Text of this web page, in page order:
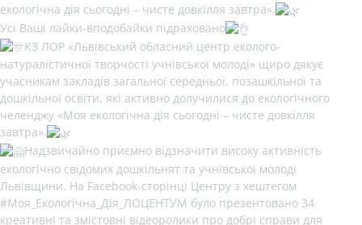
екологічна дія сьогодні – чисте довкілля завтра».
Усі Ваші лайки-вподобайки підраховано
КЗ ЛОР «Львівський обласний центр еколого-
натуралістичної творчості учнівської молоді» щиро дякує
учасникам закладів загальної середньої, позашкільної та
дошкільної освіти, які активно долучилися до екологічного
челенджу «Моя екологічна дія сьогодні – чисте довкілля
завтра».
Надзвичайно приємно відзначити високу активність
екологічно свідомих дошкільнят та учнівської молоді
Львівщини. На Facebook-сторінці Центру з хештегом
#Моя_Екологічна_Дія_ЛОЦЕНТУМ було презентовано 34
креативні та змістовні відеоролики про добрі справи для